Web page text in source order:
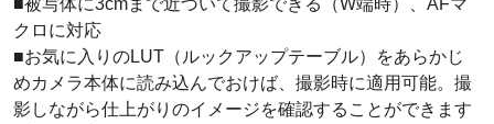
クロに対応
■お気に入りのLUT（ルックアップテーブル）をあらかじ
めカメラ本体に読み込んでおけば、撮影時に適用可能。撮
影しながら仕上がりのイメージを確認することができます